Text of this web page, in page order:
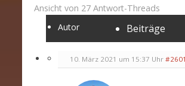
Ansicht von 27 Antwort-Threads
Autor
Beiträge
10. März 2021 um 15:37 Uhr